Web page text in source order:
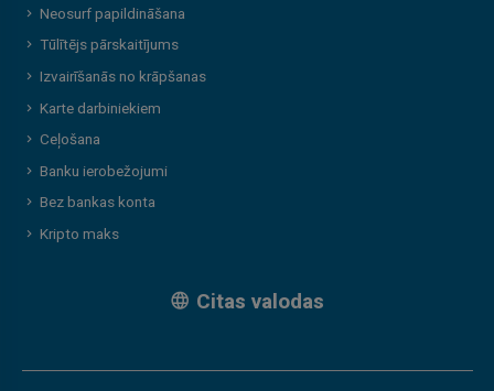
Neosurf papildināšana
Tūlītējs pārskaitījums
Izvairīšanās no krāpšanas
Karte darbiniekiem
Ceļošana
Banku ierobežojumi
Bez bankas konta
Kripto maks
Citas valodas